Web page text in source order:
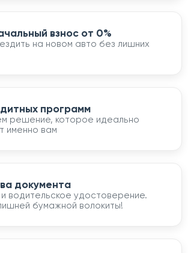
взнос от 0%
на новом авто без лишних
программ
решение, которое идеально
именно вам
документа
водительское удостоверение.
бумажной волокиты!